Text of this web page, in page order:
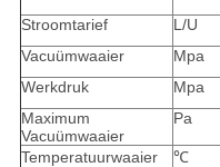
Stroomtarief
L/U
Vacuümwaaier
Mpa
Werkdruk
Mpa
Maximum
Vacuümwaaier
Pa
Temperatuurwaaier ℃